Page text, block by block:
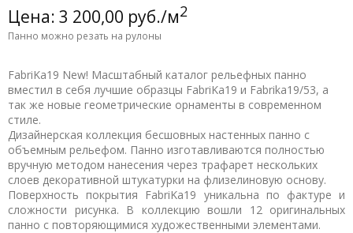
Цена: 3 200,00 руб./м2
Панно можно резать на рулоны
FabriKa19 New! Масштабный каталог рельефных панно
вместил в себя лучшие образцы FabriKa19 и Fabrika19/53, а
так же новые геометрические орнаменты в современном
стиле.
Дизайнерская коллекция бесшовных настенных панно с
объемным рельефом. Панно изготавливаются полностью
вручную методом нанесения через трафарет нескольких
слоев декоративной штукатурки на флизелиновую основу.
Поверхность покрытия FabriKa19 уникальна по фактуре и
сложности рисунка. В коллекцию вошли 12 оригинальных
панно с повторяющимися художественными элементами.